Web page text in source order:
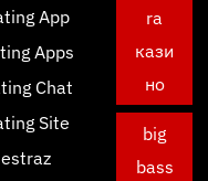
App
Apps
Chat
Site
estraz
ra
кази
но
big
bass